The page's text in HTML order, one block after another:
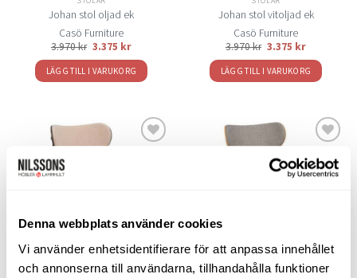
Denna webbplats använder cookies
Vi använder enhetsidentifierare för att anpassa innehållet
och annonserna till användarna, tillhandahålla funktioner
Johan stol oljad ek
Casö Furniture
3.970kr 3.375 kr
LÄGG TILL I VARUKORG
Johan stol vitoljad ek
Casö Furniture
3.970kr 3.375 kr
LÄGG TILL I VARUKORG
Lägg